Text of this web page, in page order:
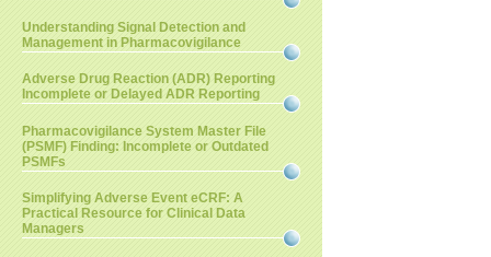
Understanding Signal Detection and
Management in Pharmacovigilance
Adverse Drug Reaction (ADR) Reporting
Incomplete or Delayed ADR Reporting
Pharmacovigilance System Master File
(PSMF) Finding: Incomplete or Outdated
PSMFs
Simplifying Adverse Event eCRF: A
Practical Resource for Clinical Data
Managers